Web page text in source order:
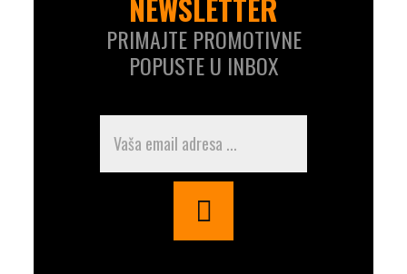
PRIMAJTE PROMOTIVNE
POPUSTE U INBOX